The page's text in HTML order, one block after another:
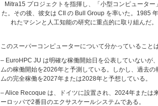
Mitra15 プロジェクトを指揮し、「小型コンピュータ
た。その後、彼女は CII の Bull Group を率いた。1985
れたマシンと人工知能の研究に重点的に取り組んだ
このスーパーコンピューターについて分かっていること
– EuroHPC JU は明確な稼働開始日を公表していないが
ムの稼働開始を2026年と予測している。しかし、過去
ムの完全稼働を2027年または2028年と予想している。
– Alice Recoque は、ドイツに設置され、2024年または
ーロッパで2番目のエクサスケールシステムである。